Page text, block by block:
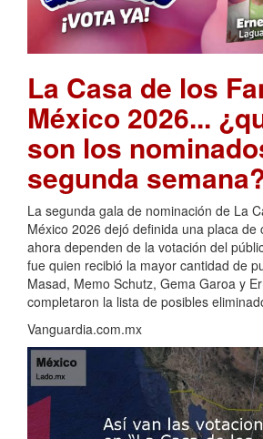
La Casa de los
México 2026...
son los
segunda
La segunda gala de nominación de La
México 2026 dejó definida una placa de
ahora dependen de la votación del
fue quien recibió la mayor cantidad de
Masad, Memo Schutz, Gema Garoa y
completaron la lista de posibles
Vanguardia.com.mx